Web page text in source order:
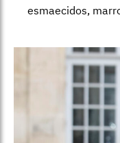
esmaecidos,